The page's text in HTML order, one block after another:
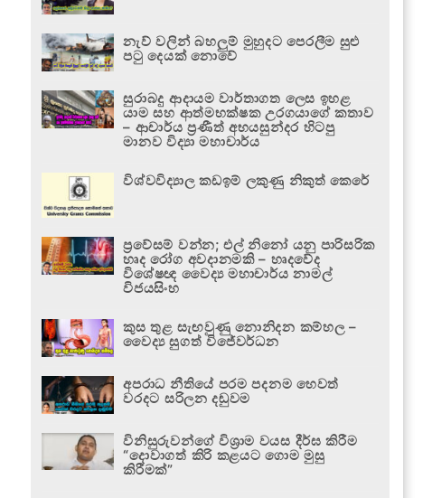
නැව් වලින් බහලුම් මුහුදට පෙරලීම සුළු
පටු දෙයක් නොවේ
සුරාබදු ආදායම වාර්තාගත ලෙස ඉහළ
යාම සහ ආත්මභක්ෂක උරගයාගේ කතාව
– ආචාර්ය ප්‍රණීත් අභයසුන්දර හිටපු
මානව විද්‍යා මහාචාර්ය
විශ්වවිද්‍යාල කඩඉම් ලකුණු නිකුත් කෙරේ
ප්‍රවේසම් වන්න; එල් නිනෝ යනු පාරිසරික
හෘද රෝග අවදානමකි – හෘදවේද
විශේෂඥ වෛද්‍ය මහාචාර්ය නාමල්
විජයසිංහ
කුස තුළ සැඟවුණු නොනිදන කම්හල –
වෛද්‍ය සුගත් විජේවර්ධන
අපරාධ නීතියේ පරම පදනම හෙවත්
වරදට සරිලන දඬුවම
විනිසුරුවන්ගේ විශ්‍රාම වයස දීර්ඝ කිරීම
“දොවාගත් කිරි කළයට ගොම මුසු
කිරීමක්”